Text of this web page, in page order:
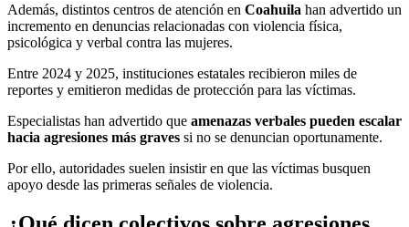
Además, distintos centros de atención en Coahuila han advertido un
incremento en denuncias relacionadas con violencia física,
psicológica y verbal contra las mujeres.
Entre 2024 y 2025, instituciones estatales recibieron miles de
reportes y emitieron medidas de protección para las víctimas.
Especialistas han advertido que amenazas verbales pueden escalar
hacia agresiones más graves si no se denuncian oportunamente.
Por ello, autoridades suelen insistir en que las víctimas busquen
apoyo desde las primeras señales de violencia.